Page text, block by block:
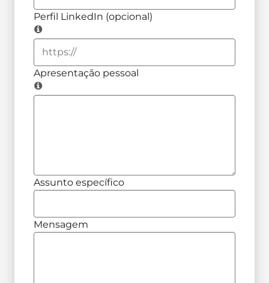
Perfil LinkedIn (opcional)
Apresentação pessoal
Assunto específico
Mensagem